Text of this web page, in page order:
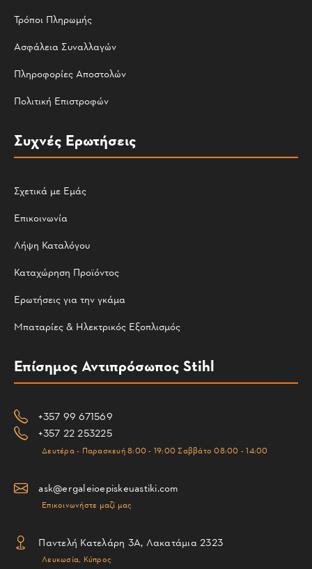
Τρόποι Πληρωμής
Ασφάλεια Συναλλαγών
Πληροφορίες Αποστολών
Πολιτική Επιστροφών
Συχνές Ερωτήσεις
Σχετικά με Εμάς
Επικοινωνία
Λήψη Καταλόγου
Καταχώρηση Προϊόντος
Ερωτήσεις για την γκάμα
Μπαταρίες & Ηλεκτρικός Εξοπλισμός
Επίσημος Αντιπρόσωπος Stihl
+357 99 671569
+357 22 253225
Δευτέρα - Παρασκευή 8:00 - 19:00 Σαββάτο 08:00 - 14:00
ask@ergaleioepiskeuastiki.com
Επικοινωνήστε μαζί μας
Παντελή Κατελάρη 3Α, Λακατάμια 2323
Λευκωσία, Κύπρος